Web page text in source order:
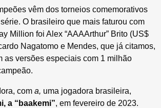
vêm dos torneios comemorativos
O brasileiro que mais faturou com
Million foi Alex “AAAArthur” Brito (US$
Nagatomo e Mendes, que já citamos,
as versões especiais com 1 milhão
com a, uma jogadora brasileira,
a “baakemi”, em fevereiro de 2023.